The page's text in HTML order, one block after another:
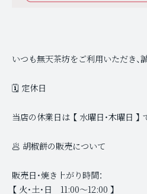
いつも無天茶坊をご利用いただき、
🗓️ 定休日
当店の休業日は 【 水曜日・木曜日 】
🥟 胡椒餅の販売について
販売日・焼き上がり時間：
【 火・土・日 11:00〜12:00 】